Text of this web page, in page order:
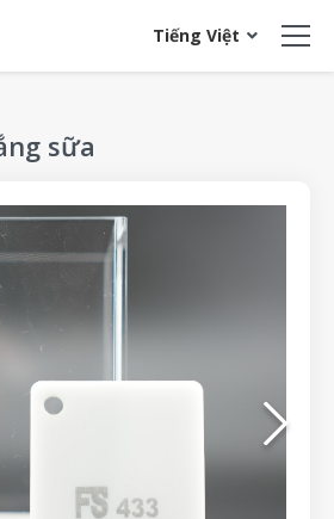
Tiếng Việt
sữa